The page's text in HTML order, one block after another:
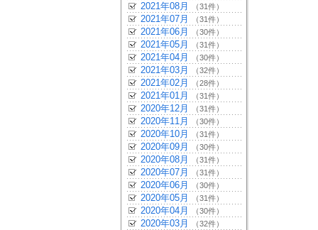
2021年08月 （31件）
2021年07月 （31件）
2021年06月 （30件）
2021年05月 （31件）
2021年04月 （30件）
2021年03月 （32件）
2021年02月 （28件）
2021年01月 （31件）
2020年12月 （31件）
2020年11月 （30件）
2020年10月 （31件）
2020年09月 （30件）
2020年08月 （31件）
2020年07月 （31件）
2020年06月 （30件）
2020年05月 （31件）
2020年04月 （30件）
2020年03月 （32件）